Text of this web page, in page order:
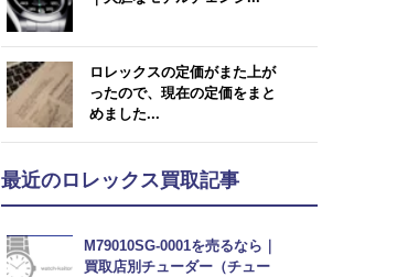
ロレックスの定価がまた上が
ったので、現在の定価をまと
めました...
最近のロレックス買取記事
M79010SG-0001を売るなら｜
買取店別チューダー（チュー